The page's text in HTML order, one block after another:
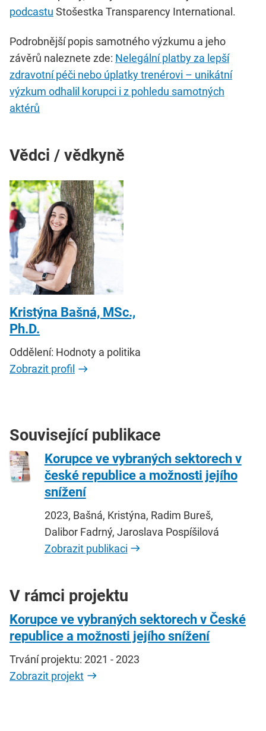
podcastu Stošestka Transparency International.
Podrobnější popis samotného výzkumu a jeho
závěrů naleznete zde: Nelegální platby za lepší
zdravotní péči nebo úplatky trenérovi – unikátní
výzkum odhalil korupci i z pohledu samotných
aktérů
Vědci / vědkyně
Kristýna Bašná, MSc.,
Ph.D.
Oddělení: Hodnoty a politika
Zobrazit profil
Související publikace
Korupce ve vybraných sektorech v
české republice a možnosti jejího
snížení
2023, Bašná, Kristýna, Radim Bureš,
Dalibor Fadrný, Jaroslava Pospíšilová
Zobrazit publikaci
V rámci projektu
Korupce ve vybraných sektorech v České
republice a možnosti jejího snížení
Trvání projektu: 2021 - 2023
Zobrazit projekt